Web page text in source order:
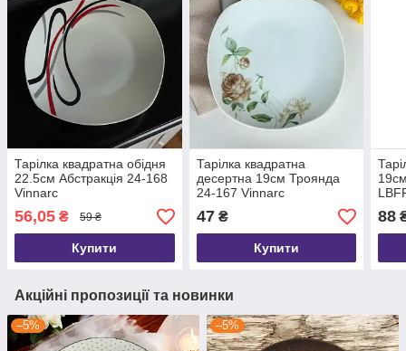
Тарілка квадратна обідня
22.5см Абстракція 24-168
Vinnarc
56,05 ₴ 59 ₴
Купити
Тарілка квадратна
десертна 19см Троянда
24-167 Vinnarc
47₴
Купити
88
Акційні пропозиції та новинки
–5% –5%